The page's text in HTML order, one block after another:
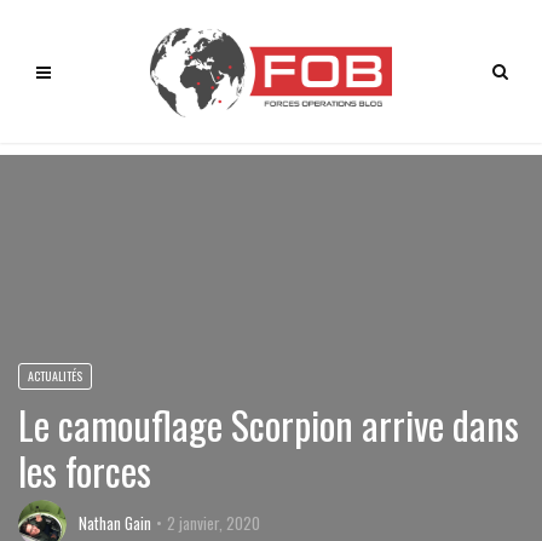
ACTUALITÉS
Le camouflage Scorpion arrive dans
les forces
Nathan Gain 2 janvier, 2020